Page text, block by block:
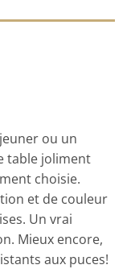
ou un
table joliment
choisie.
et de couleur
Un vrai
Mieux encore,
aux puces!